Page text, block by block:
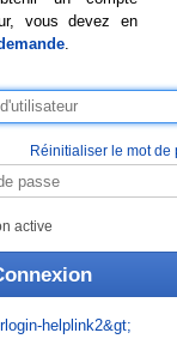
vous devez en
Réinitialiser le mot de
active
helplink2&gt;